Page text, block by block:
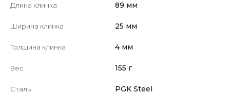
Длина клинка 89 мм
Ширина клинка 25 мм
Толщина клинка 4 мм
Вес 155 г
Сталь PGK Steel